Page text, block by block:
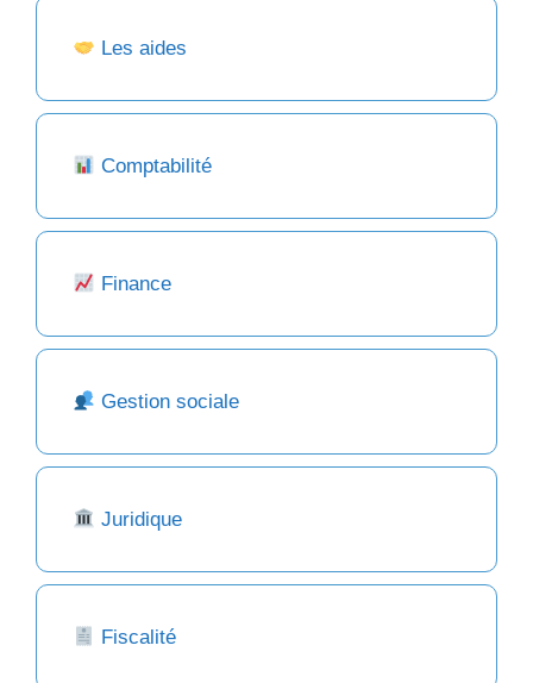
Les aides
Comptabilité
Finance
Gestion sociale
Juridique
Fiscalité